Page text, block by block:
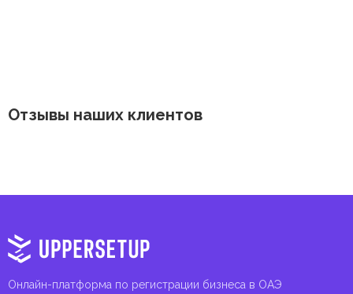
Отзывы наших клиентов
Онлайн-платформа по регистрации бизнеса в ОАЭ